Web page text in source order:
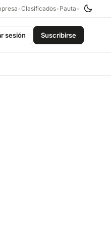
•Clasificados• Pauta •
sesión Suscribirse